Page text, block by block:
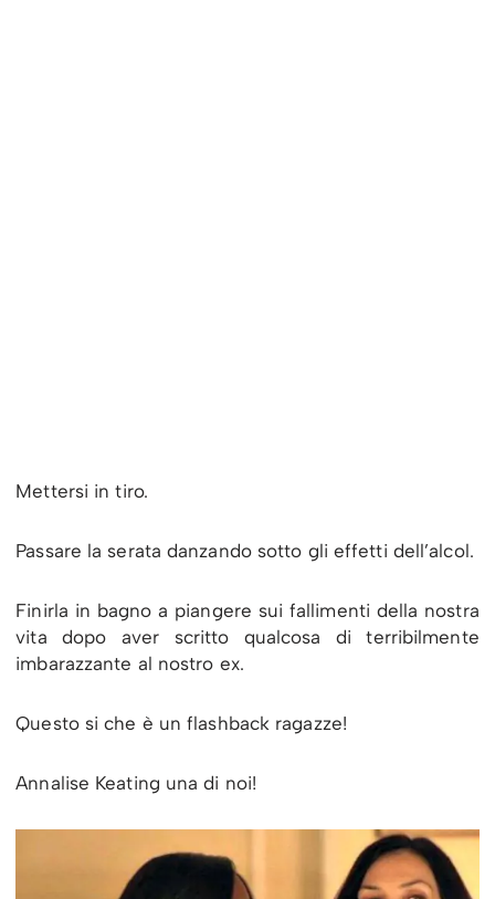
Mettersi in tiro.
Passare la serata danzando sotto gli effetti dell’alcol.
Finirla in bagno a piangere sui fallimenti della nostra
vita dopo aver scritto qualcosa di terribilmente
imbarazzante al nostro ex.
Questo si che è un flashback ragazze!
Annalise Keating una di noi!